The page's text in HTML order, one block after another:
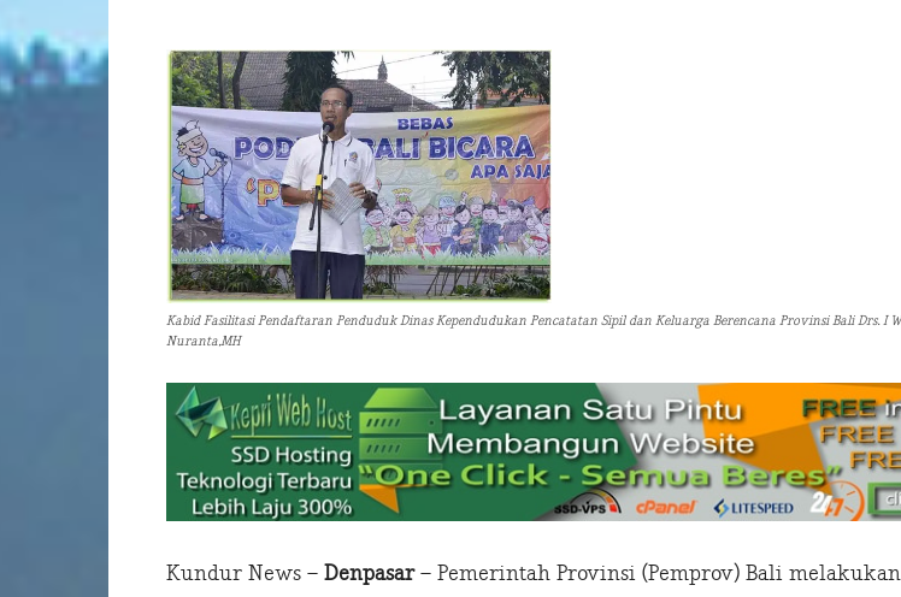
Kabid Fasilitasi Pendaftaran Penduduk Dinas Kependudukan Pencatatan Sipil dan Keluarga Berencana Provinsi Bali Drs. I
Nuranta,MH
Kundur News – Denpasar– Pemerintah Provinsi (Pemprov) Bali